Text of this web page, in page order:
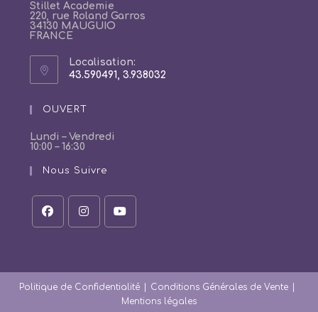
Stillet Academie
220, rue Roland Garros
34130 MAUGUIO
FRANCE
Localisation:
43.590491, 3.938032
un
nouvel
OUVERT
Lundi – Vendredi
10:00 – 16:30
Nous Suivre
onglet onglet onglet
Politique de Confidentialité
Conditions Générales de Vente
Mentions légales